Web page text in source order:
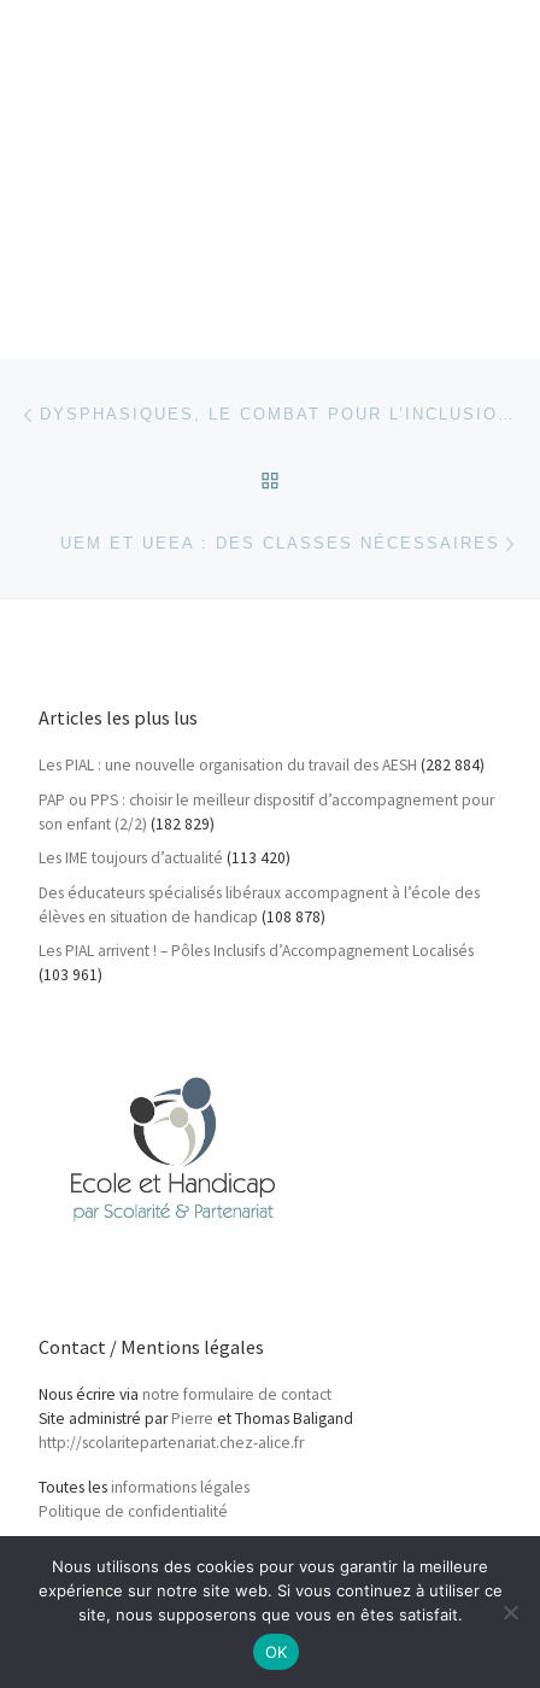
Parcourir les articles DYSPHASIQUES, LE COMBAT POUR L’INCLUSION SCOLAIRE – 1ÈRE PARTIE : LES INSTITUTIONS
UEM ET UEEA : DES CLASSES NÉCESSAIRES
Articles les plus lus
Les PIAL : une nouvelle organisation du travail des AESH (282 884)
PAP ou PPS : choisir le meilleur dispositif d’accompagnement pour
son enfant (2/2) (182 829)
Les IME toujours d’actualité (113 420)
Des éducateurs spécialisés libéraux accompagnent à l’école des
élèves en situation de handicap (108 878)
Les PIAL arrivent ! – Pôles Inclusifs d’Accompagnement Localisés
(103 961)
Contact / Mentions légales
Nous écrire via notre formulaire de contact
Site administré parPierre et Thomas Baligand
http://scolaritepartenariat.chez-alice.fr
Toutes les informations légales
Politique de confidentialité
Ecole et Handicap– Tous droits réservés
Nous utilisons des cookies pour vous garantir la meilleure
expérience sur notre site web. Si vous continuez à utiliser ce
site, nous supposerons que vous en êtes satisfait.
OK